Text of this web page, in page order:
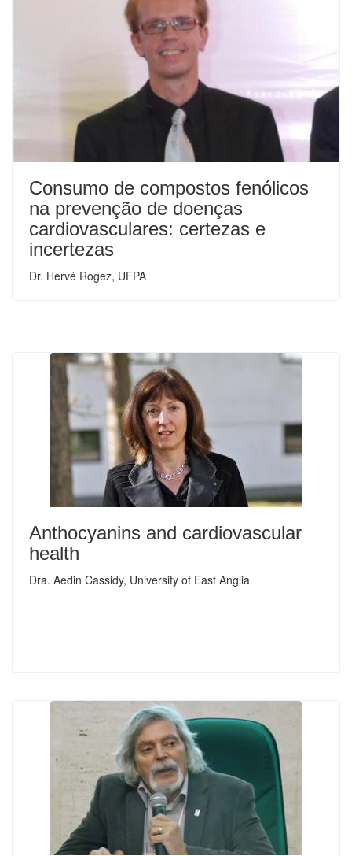
Consumo de compostos fenólicos
na prevenção de doenças
cardiovasculares: certezas e
incertezas
Dr. Hervé Rogez, UFPA
Anthocyanins and cardiovascular
health
Dra. Aedin Cassidy, University of East Anglia